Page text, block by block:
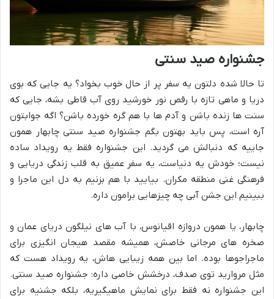
جشنواره صید سنتی
تا حالا شده دلتون یه سفر پر از حال خوب بخواد؟ یه جایی که بوی
دریا و ماهی تازه با رقص نور خورشید روی آب قاطی بشه، جایی که
سنت ها زنده باشن و آدم ها با هم گره خورده باشن؟ اگه جوابتون
آره است، پس باید بهتون بگم جشنواره صید سنتی چابهار همون
جاییه که دنبالش می گردید. این جشنواره فقط یه رویداد ساده
نیست؛ خودش یه دنیاست، یه سفر عمیق به قلب زندگی دریایی و
فرهنگی غنی منطقه مکران. بیایید با هم بزنیم به دل این ماجرا و
ببینیم این جشن آبی چه چیزهایی برامون داره.
چابهار، یا همون دروازه اقیانوس، با آب های نیلگون دریای عمان و
صخره های مرجانی خاصش، همیشه مقصد هیجان انگیزی برای
ماجراجوها بوده. اما بین همه زیبایی هاش، یه رویداد هست که
مثل مروارید توی صدف، درخشش خاصی داره: جشنواره صید سنتی.
این جشنواره نه فقط برای نمایش ماهیگیریه، بلکه جشنیه برای